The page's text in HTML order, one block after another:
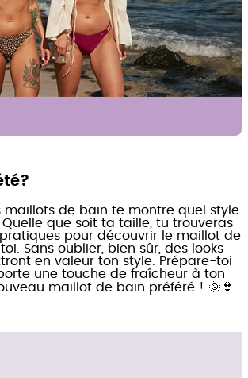
maillots de bain te montre quel style
que soit ta taille, tu trouveras
pour découvrir le maillot de
Sans oublier, bien sûr, des looks
en valeur ton style. Prépare-toi
une touche de fraîcheur à ton
maillot de bain préféré ! 🌞👙